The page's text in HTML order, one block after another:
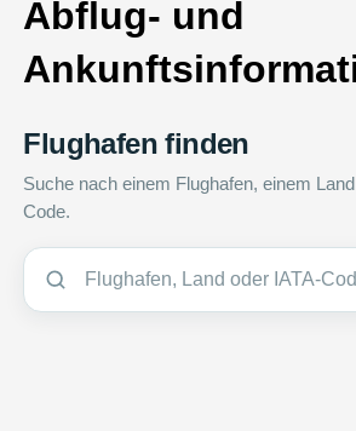
Abflug- und
Flughafen finden
Suche nach einem Flughafen, einem
Code.